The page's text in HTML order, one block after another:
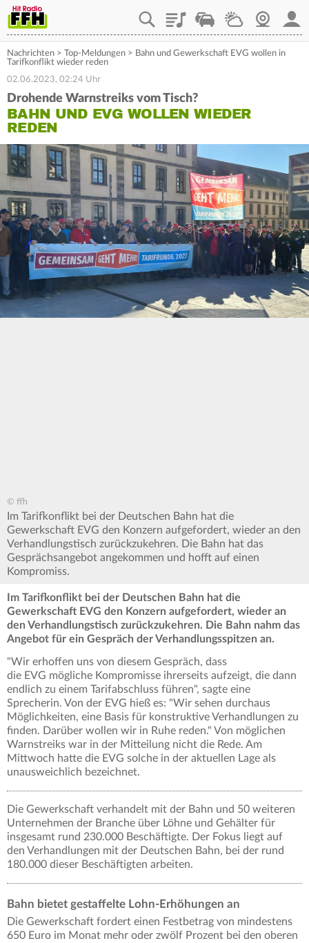
PlaylistStaupilotWetterWebcam
Nachrichten > Top-Meldungen > Bahn und Gewerkschaft EVG wollen in
Tarifkonflikt wieder reden
02.06.2023, 02:24 Uhr
Drohende Warnstreiks vom Tisch?
BAHN UND EVG WOLLEN WIEDER
REDEN
© ffh
Im Tarifkonflikt bei der Deutschen Bahn hat die
Gewerkschaft EVG den Konzern aufgefordert, wieder an den
Verhandlungstisch zurückzukehren. Die Bahn hat das
Gesprächsangebot angekommen und hofft auf einen
Kompromiss.
Im Tarifkonflikt bei der Deutschen Bahn hat die
Gewerkschaft EVG den Konzern aufgefordert, wieder an
den Verhandlungstisch zurückzukehren. Die Bahn nahm das
Angebot für ein Gespräch der Verhandlungsspitzen an.
"Wir erhoffen uns von diesem Gespräch, dass
die EVG mögliche Kompromisse ihrerseits aufzeigt, die dann
endlich zu einem Tarifabschluss führen", sagte eine
Sprecherin. Von der EVG hieß es: "Wir sehen durchaus
Möglichkeiten, eine Basis für konstruktive Verhandlungen zu
finden. Darüber wollen wir in Ruhe reden." Von möglichen
Warnstreiks war in der Mitteilung nicht die Rede. Am
Mittwoch hatte die EVG solche in der aktuellen Lage als
unausweichlich bezeichnet.
Die Gewerkschaft verhandelt mit der Bahn und 50 weiteren
Unternehmen der Branche über Löhne und Gehälter für
insgesamt rund 230.000 Beschäftigte. Der Fokus liegt auf
den Verhandlungen mit der Deutschen Bahn, bei der rund
180.000 dieser Beschäftigten arbeiten.
Bahn bietet gestaffelte Lohn-Erhöhungen an
Die Gewerkschaft fordert einen Festbetrag von mindestens
650 Euro im Monat mehr oder zwölf Prozent bei den oberen